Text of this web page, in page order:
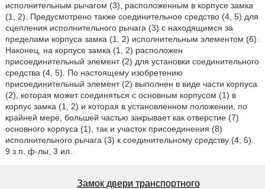
исполнительным рычагом (3), расположенным в корпусе замка
(1, 2). Предусмотрено также соединительное средство (4, 5) для
сцепления исполнительного рычага (3) с находящимся за
пределами корпуса замка (1, 2) исполнительным элементом (6).
Наконец, на корпусе замка (1, 2) расположен
присоединительный элемент (2) для установки соединительного
средства (4, 5). По настоящему изобретению
присоединительный элемент (2) выполнен в виде части корпуса
(2), которая может соединяться с основным корпусом (1) в
корпус замка (1, 2) и которая в установленном положении, по
крайней мере, большей частью закрывает как отверстие (7)
основного корпуса (1), так и участок присоединения (8)
исполнительного рычага (3) к соединительному средству (4, 5).
9 з.п. ф-лы, 3 ил.
Замок двери транспортного